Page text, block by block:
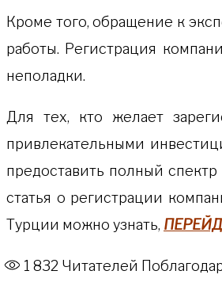
Кроме того, обращение к
работы. Регистрация
неполадки.
Для тех, кто желает
привлекательными
предоставить полный
статья о регистрации
Турции можно узнать,
1 832 Читателей